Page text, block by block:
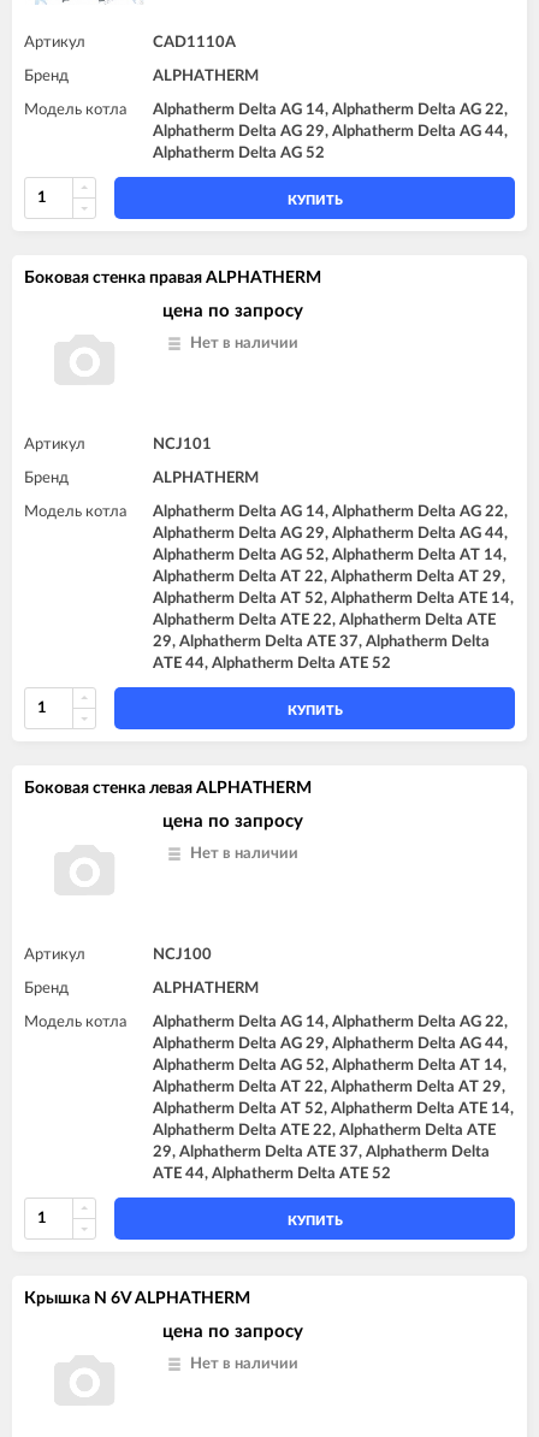
Артикул CAD1110A
Бренд ALPHATHERM
Модель котла
Alphatherm Delta AG 14, Alphatherm Delta AG 22,
Alphatherm Delta AG 29, Alphatherm Delta AG 44,
Alphatherm Delta AG 52
КУПИТЬ
Боковая стенка правая ALPHATHERM
цена по запросу
Нет в наличии
Артикул NCJ101
Бренд ALPHATHERM
Модель котла
Alphatherm Delta AG 14, Alphatherm Delta AG 22,
Alphatherm Delta AG 29, Alphatherm Delta AG 44,
Alphatherm Delta AG 52, Alphatherm Delta AT 14,
Alphatherm Delta AT 22, Alphatherm Delta AT 29,
Alphatherm Delta AT 52, Alphatherm Delta ATE 14,
Alphatherm Delta ATE 22, Alphatherm Delta ATE
29, Alphatherm Delta ATE 37, Alphatherm Delta
ATE 44, Alphatherm Delta ATE 52
КУПИТЬ
Боковая стенка левая ALPHATHERM
цена по запросу
Нет в наличии
Артикул NCJ100
Бренд ALPHATHERM
Модель котла
Alphatherm Delta AG 14, Alphatherm Delta AG 22,
Alphatherm Delta AG 29, Alphatherm Delta AG 44,
Alphatherm Delta AG 52, Alphatherm Delta AT 14,
Alphatherm Delta AT 22, Alphatherm Delta AT 29,
Alphatherm Delta AT 52, Alphatherm Delta ATE 14,
Alphatherm Delta ATE 22, Alphatherm Delta ATE
29, Alphatherm Delta ATE 37, Alphatherm Delta
ATE 44, Alphatherm Delta ATE 52
КУПИТЬ
Крышка N 6V ALPHATHERM
цена по запросу
Нет в наличии